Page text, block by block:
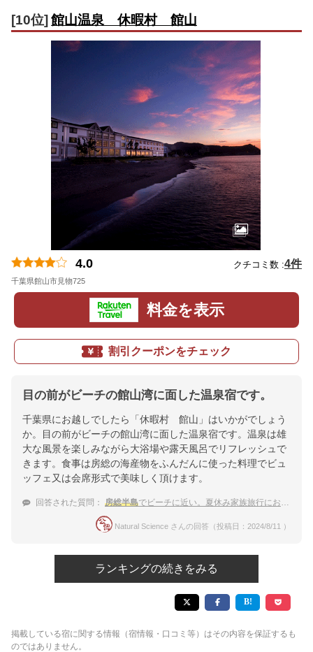
[10位]館山温泉 休暇村 館山
4.0 クチコミ数 :4件
千葉県館山市見物725
料金を表示
割引クーポンをチェック
目の前がビーチの館山湾に面した温泉宿です。
千葉県にお越しでしたら「休暇村 館山」はいかがでしょう
か。目の前がビーチの館山湾に面した温泉宿です。温泉は雄
大な風景を楽しみながら大浴場や露天風呂でリフレッシュで
きます。食事は房総の海産物をふんだんに使った料理でビュ
ッフェ又は会席形式で美味しく頂けます。
回答された質問： 房総半島でビーチに近い。夏休み家族旅行におすすめの温泉宿は？
Natural Science さんの回答（投稿日：2024/8/11 ）
ランキングの続きをみる
掲載している宿に関する情報（宿情報・口コミ等）はその内容を保証するも
のではありません。